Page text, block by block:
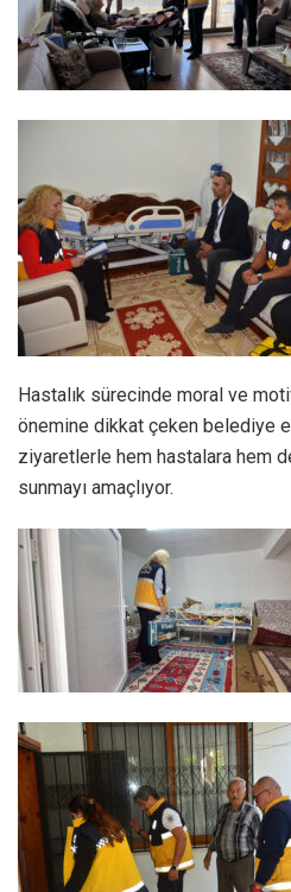
Hastalık sürecinde moral ve
önemine dikkat çeken belediye
ziyaretlerle hem hastalara hem
sunmayı amaçlıyor.